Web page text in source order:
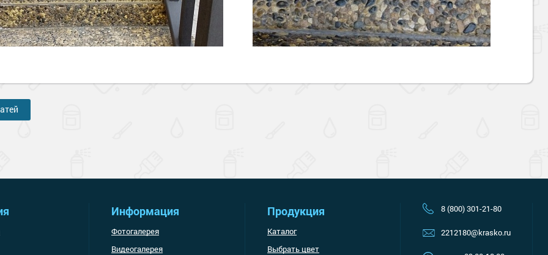
Информация
Фотогалерея
Видеогалерея
Продукция
Каталог
Выбрать цвет
8 (800) 301-21-80
2212180@krasko.ru